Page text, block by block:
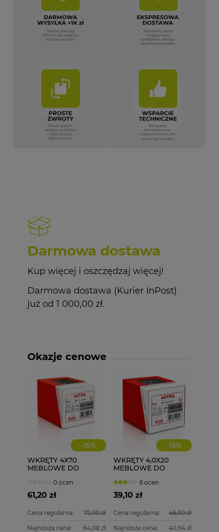
Darmowa dostawa
Kup więcej i oszczędzaj więcej!
Darmowa dostawa (Kurier InPost)
już od 1 000,00 zł.
Okazje cenowe
-15%
WKRĘTY 4X70
MEBLOWE DO
0 ocen
61,20 zł
Cena regularna: 72,00 zł
Najniższa cena: 64,08 zł
-15%
WKRĘTY 4,0X20
MEBLOWE DO
4x20
6 ocen
39,10 zł
Cena regularna: 46,00 zł
Najniższa cena: 40,94 zł